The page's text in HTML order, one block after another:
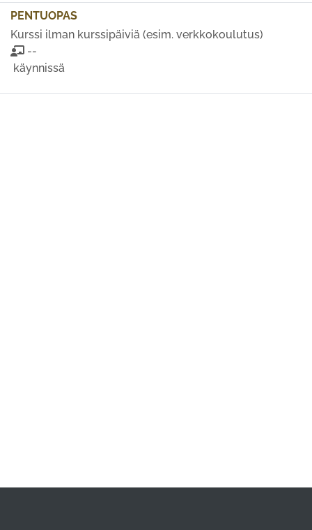
PENTUOPAS
Kurssi ilman kurssipäiviä (esim. verkkokoulutus)
--
käynnissä